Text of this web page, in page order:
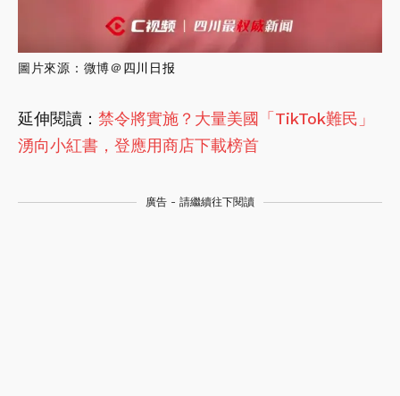
圖片來源：微博＠四川日报
延伸閱讀： 禁令將實施？大量美國「TikTok難民」
湧向小紅書，登應用商店下載榜首
廣告 - 請繼續往下閱讀